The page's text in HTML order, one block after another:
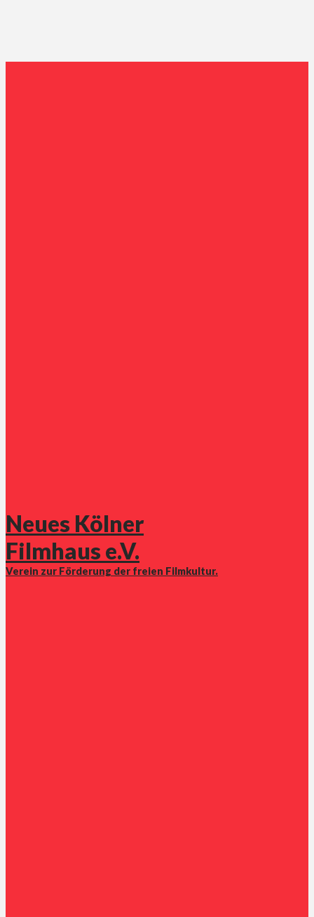
Neues Kölner
Filmhaus e.V.
Verein zur Förderung der freien Filmkultur.